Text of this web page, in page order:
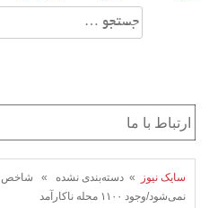
جستجو
برای:
سایک نیوز
» دسته‌بندی نشده » شاخص
نمی‌شود/وجود ۱۱۰۰ محله ناکارآمد